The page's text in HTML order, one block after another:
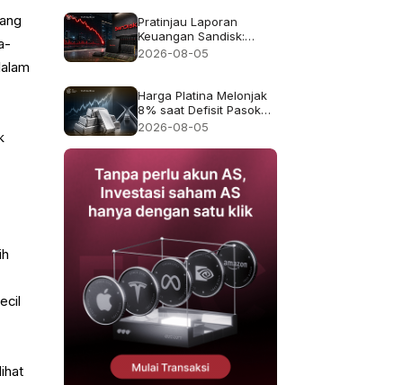
Pratinjau Laporan
Keuangan Sandisk:
Apakah Pertumbuhan
pada Juli?
2026-08-05
Harga Platina Melonjak
8% saat Defisit Pasokan
2026 Kembali Menjadi
2026-08-05